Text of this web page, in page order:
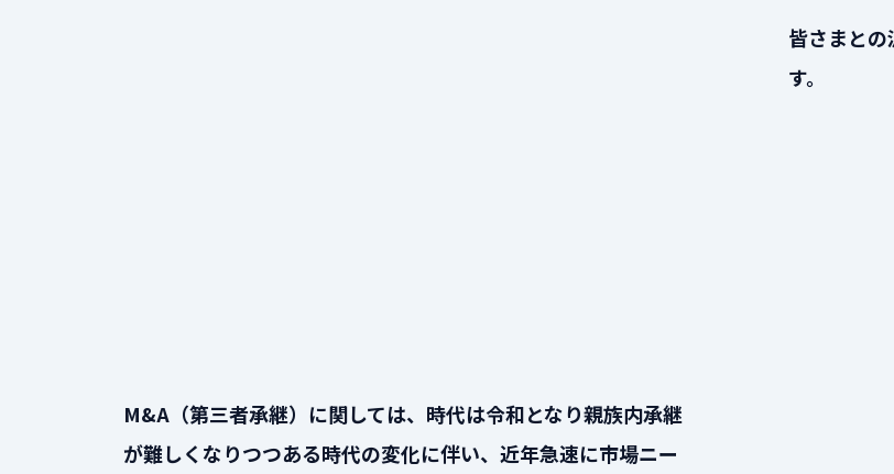
皆さまと
す。
M&A（第三者承継）に関しては、時代は令和となり親族内承継
が難しくなりつつある時代の変化に伴い、近年急速に市場ニー